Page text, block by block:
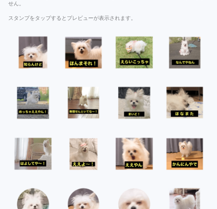
せん。
スタンプをタップするとプレビューが表示されます。